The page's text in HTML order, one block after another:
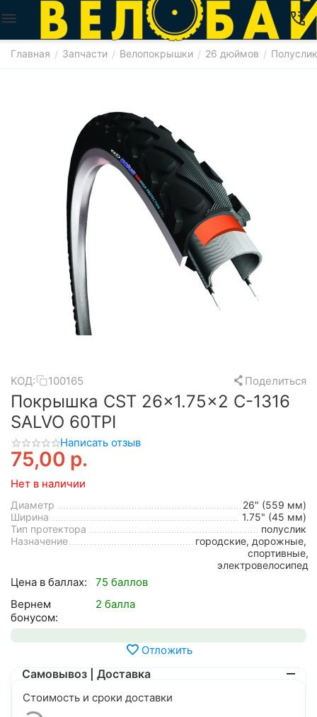
Главная / Запчасти / Велопокрышки / 26 дюймов /
КОД: 100165 Поделиться
Покрышка CST 26x1.75x2 C-1316
SALVO 60TPI
Написать отзыв
75,00 р.
Нет в наличии
Диаметр
26" (559 мм)
Ширина
1.75" (45 мм)
Тип протектора
полуслик
Назначение
городские, дорожные,
спортивные,
электровелосипед
Цена в баллах:
75 баллов
Вернем
бонусом:
2 балла
Отложить
Самовывоз | Доставка
Стоимость и сроки доставки